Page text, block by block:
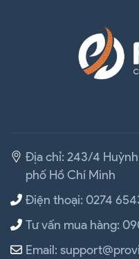
Địa chỉ: 243/4 Huỳnh
phố Hồ Chí Minh
Điện thoại: 0274
Tư vấn mua hàng:
Email: